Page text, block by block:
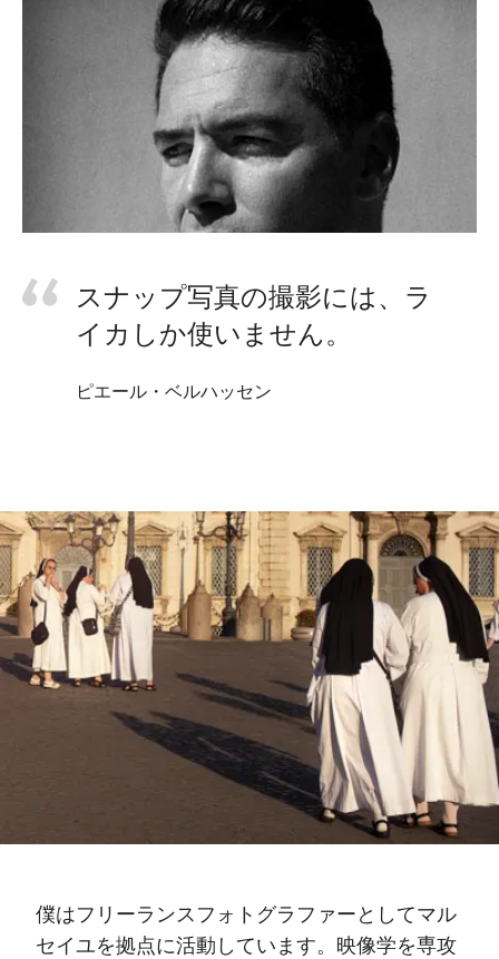
スナップ写真の撮影には、ラ
イカしか使いません。
ピエール・ベルハッセン
僕はフリーランスフォトグラファーとしてマル
セイユを拠点に活動しています。映像学を専攻